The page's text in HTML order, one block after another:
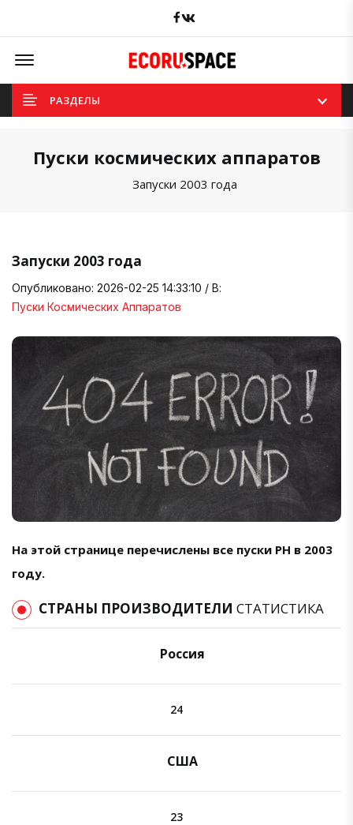
Facebook
Offcanvas Menu Open
РАЗДЕЛЫ
Пуски космических аппаратов
Запуски 2003 года
Запуски 2003 года
Опубликовано: 2026-02-25 14:33:10 / В:
Пуски Космических Аппаратов
На этой странице перечислены все пуски РН в 2003
году.
СТРАНЫ ПРОИЗВОДИТЕЛИ СТАТИСТИКА
Россия
24
США
23